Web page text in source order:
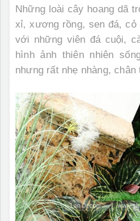
Những loài cây hoang dã
xỉ, xương rồng, sen đá,
với những viên đá cuội,
hình ảnh thiên nhiên
nhưng rất nhẹ nhàng, chân